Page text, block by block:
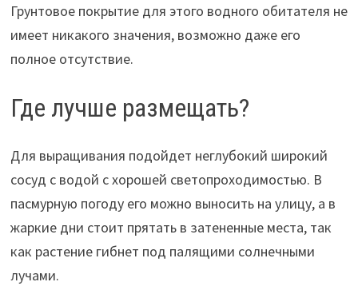
Грунтовое покрытие для этого водного обитателя не
имеет никакого значения, возможно даже его
полное отсутствие.
Где лучше размещать?
Для выращивания подойдет неглубокий широкий
сосуд с водой с хорошей светопроходимостью. В
пасмурную погоду его можно выносить на улицу, а в
жаркие дни стоит прятать в затененные места, так
как растение гибнет под палящими солнечными
лучами.